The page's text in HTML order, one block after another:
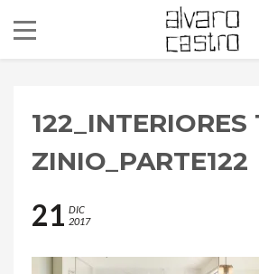
122_INTERIORES
ZINIO_PARTE122
21 DIC
2017